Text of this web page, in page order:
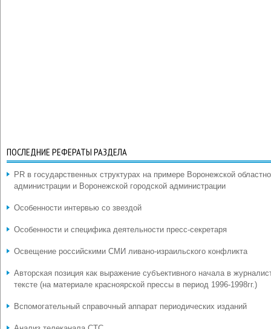
ПОСЛЕДНИЕ РЕФЕРАТЫ РАЗДЕЛА
PR в государственных структурах на примере Воронежской
администрации и Воронежской городской администрации
Особенности интервью со звездой
Особенности и специфика деятельности пресс-секретаря
Освещение российскими СМИ ливано-израильского конфликта
Авторская позиция как выражение субъективного начала в
тексте (на материале красноярской прессы в период 1996-1998гг.)
Вспомогательный справочный аппарат периодических изданий